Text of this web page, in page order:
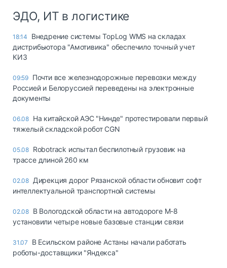
ЭДО, ИТ в логистике
18:14
Внедрение системы TopLog WMS на складах
дистрибьютора "Амотивика" обеспечило точный учет
КИЗ
09:59 Почти все железнодорожные перевозки между
Россией и Белоруссией переведены на электронные
документы
06.08 На китайской АЭС "Нинде" протестировали первый
тяжелый складской робот CGN
05.08 Robotrack испытал беспилотный грузовик на
трассе длиной 260 км
02.08 Дирекция дорог Рязанской области обновит софт
интеллектуальной транспортной системы
02.08 В Вологодской области на автодороге М-8
установили четыре новые базовые станции связи
31.07
В Есильском районе Астаны начали работать
роботы-доставщики "Яндекса"